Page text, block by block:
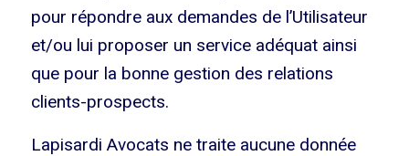
pour répondre aux demandes de l’Utilisateur
et/ou lui proposer un service adéquat ainsi
que pour la bonne gestion des relations
clients-prospects.
Lapisardi Avocats ne traite aucune donnée